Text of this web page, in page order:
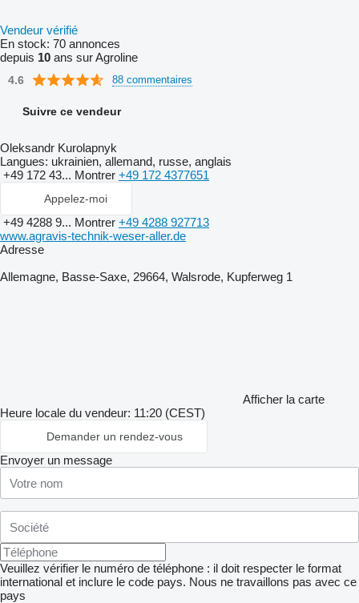
Vendeur vérifié
En stock: 70 annonces
depuis 10 ans sur Agroline
4.6 88 commentaires
Suivre ce vendeur
Oleksandr Kurolapnyk
Langues: ukrainien, allemand, russe, anglais
+49 172 43... Montrer +49 172 4377651
Appelez-moi
+49 4288 9... Montrer +49 4288 927713
www.agravis-technik-weser-aller.de
Adresse
Allemagne, Basse-Saxe, 29664, Walsrode, Kupferweg 1
Afficher la carte
Heure locale du vendeur: 11:20 (CEST)
Demander un rendez-vous
Envoyer un message
Veuillez vérifier le numéro de téléphone : il doit respecter le format
international et inclure le code pays. Nous ne travaillons pas avec ce
pays